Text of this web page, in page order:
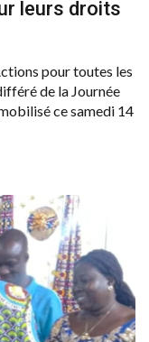
leurs droits
pour toutes les
de la Journée
ce samedi 14